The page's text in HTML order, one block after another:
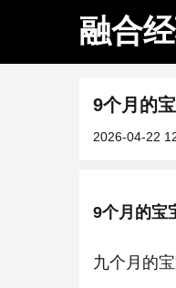
融合
9个月的
2026-04-22
9个月的宝
九个月的